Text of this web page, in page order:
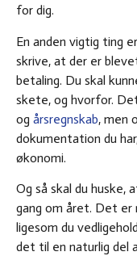
for dig.
En anden vigtig ting
skrive, at der er
betaling. Du skal
skete, og hvorfor.
og årsregnskab, men
dokumentation du
økonomi.
Og så skal du huske,
gang om året. Det er
ligesom du
det til en naturlig del